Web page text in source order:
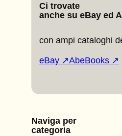
Ci trovate
anche su eBay ed
con ampi cataloghi
eBay ↗AbeBooks ↗
Naviga per
categoria